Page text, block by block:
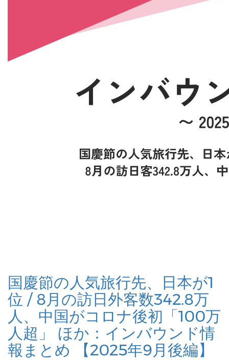
国慶節の人気旅行先、日本が1
位 / 8月の訪日外客数342.8万
人、中国がコロナ後初「100万
人超」 ほか：インバウンド情
報まとめ 【2025年9月後編】